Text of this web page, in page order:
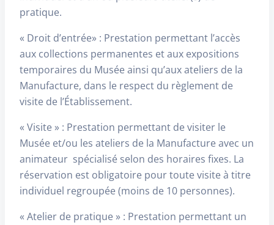
pratique.
« Droit d’entrée» : Prestation permettant l’accès
aux collections permanentes et aux expositions
temporaires du Musée ainsi qu’aux ateliers de la
Manufacture, dans le respect du règlement de
visite de l’Établissement.
« Visite » : Prestation permettant de visiter le
Musée et/ou les ateliers de la Manufacture avec un
animateur spécialisé selon des horaires fixes. La
réservation est obligatoire pour toute visite à titre
individuel regroupée (moins de 10 personnes).
« Atelier de pratique » : Prestation permettant un